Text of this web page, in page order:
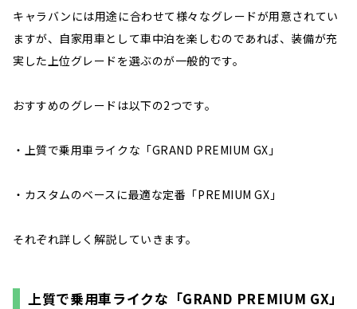
キャラバンには用途に合わせて様々なグレードが用意されてい
ますが、自家用車として車中泊を楽しむのであれば、装備が充
実した上位グレードを選ぶのが一般的です。
おすすめのグレードは以下の2つです。
・上質で乗用車ライクな「GRAND PREMIUM GX」
・カスタムのベースに最適な定番「PREMIUM GX」
それぞれ詳しく解説していきます。
上質で乗用車ライクな「GRAND PREMIUM GX」